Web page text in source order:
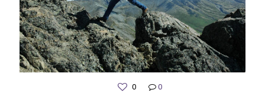
0
0